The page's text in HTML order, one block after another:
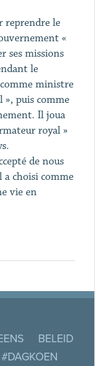
reprendre le
«
ses missions
le
ministre
», puis comme
Il joua
royal »
de nous
choisi comme
vie en
BELEID
#DAGKOEN